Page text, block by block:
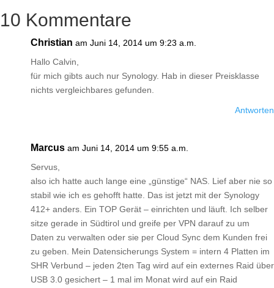
10 Kommentare
Christian am Juni 14, 2014 um 9:23 a.m.
Hallo Calvin,
für mich gibts auch nur Synology. Hab in dieser Preisklasse
nichts vergleichbares gefunden.
Antworten
Marcus am Juni 14, 2014 um 9:55 a.m.
Servus,
also ich hatte auch lange eine „günstige“ NAS. Lief aber nie so
stabil wie ich es gehofft hatte. Das ist jetzt mit der Synology
412+ anders. Ein TOP Gerät – einrichten und läuft. Ich selber
sitze gerade in Südtirol und greife per VPN darauf zu um
Daten zu verwalten oder sie per Cloud Sync dem Kunden frei
zu geben. Mein Datensicherungs System = intern 4 Platten im
SHR Verbund – jeden 2ten Tag wird auf ein externes Raid über
USB 3.0 gesichert – 1 mal im Monat wird auf ein Raid